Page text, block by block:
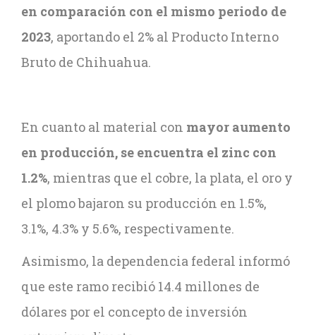
en comparación con el mismo periodo de
2023, aportando el 2% al Producto Interno
Bruto de Chihuahua.
En cuanto al material con mayor aumento
en producción, se encuentra el zinc con
1.2%, mientras que el cobre, la plata, el oro y
el plomo bajaron su producción en 1.5%,
3.1%, 4.3% y 5.6%, respectivamente.
Asimismo, la dependencia federal informó
que este ramo recibió 14.4 millones de
dólares por el concepto de inversión